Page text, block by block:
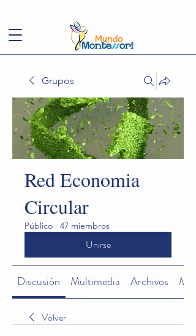
Grupos
Red Economia
Circular
Público · 47 miembros
Unirse
Discusión Multimedia Archivos
Volver